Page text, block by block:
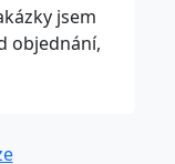
jsem
objednání,